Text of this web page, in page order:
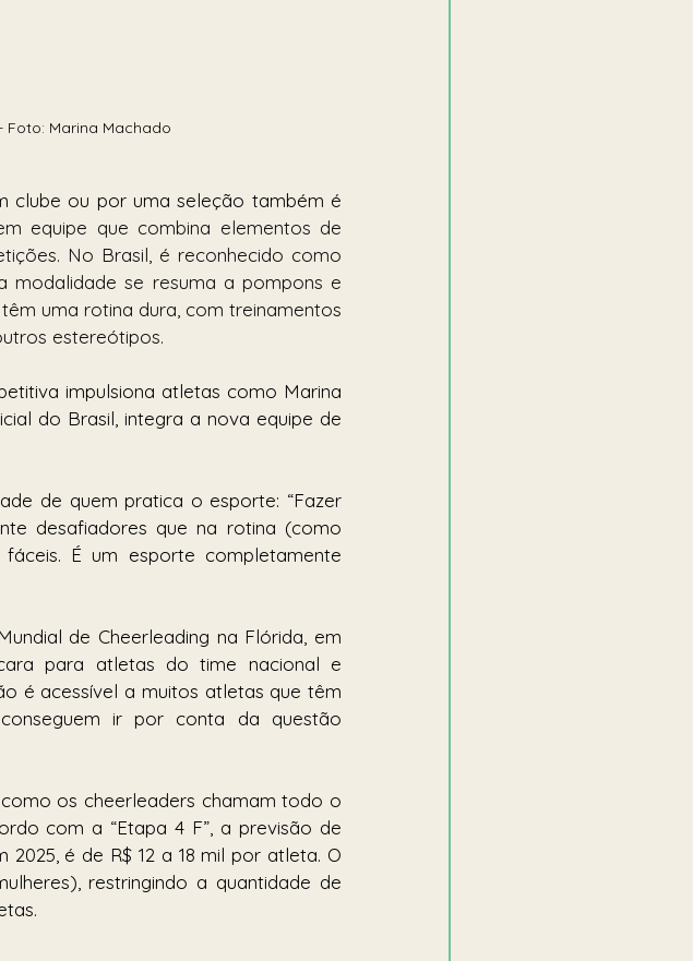
Marina Machado
clube ou por uma seleção também é
equipe que combina elementos de
No Brasil, é reconhecido como
modalidade se resuma a pompons e
uma rotina dura, com treinamentos
estereótipos.
impulsiona atletas como Marina
do Brasil, integra a nova equipe de
de quem pratica o esporte: “Fazer
desafiadores que na rotina (como
É um esporte completamente
de Cheerleading na Flórida, em
para atletas do time nacional e
é acessível a muitos atletas que têm
ir por conta da questão
os cheerleaders chamam todo o
com a “Etapa 4 F”, a previsão de
é de R$ 12 a 18 mil por atleta. O
restringindo a quantidade de